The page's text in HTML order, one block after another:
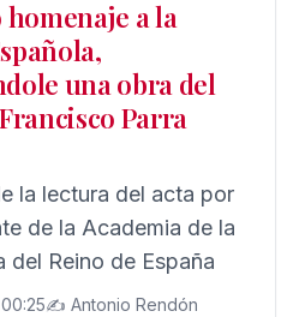
a la
una obra del
Parra
la lectura del acta por
de la
del Reino de España
✍️ Antonio Rendón